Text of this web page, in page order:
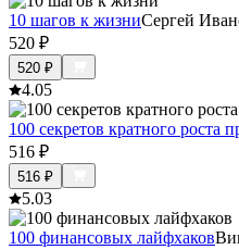
10 шагов к жизниСергей
520 ₽
520 ₽
4.05
100 секретов кратного роста
516 ₽
516 ₽
5.03
100 финансовых лайфхаков